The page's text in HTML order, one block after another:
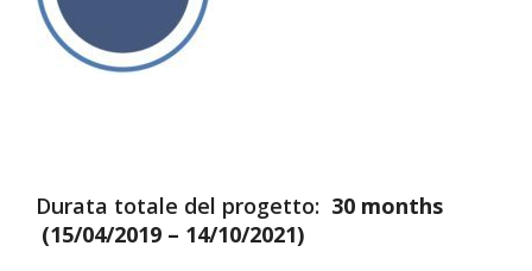
Durata totale del progetto: 30 months
(15/04/2019 – 14/10/2021)